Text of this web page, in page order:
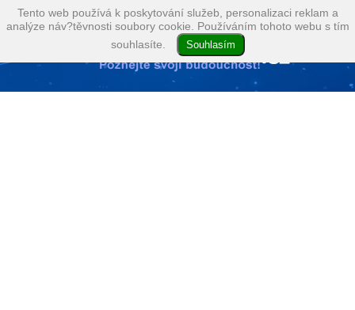
Tento web používá k poskytování služeb, personalizaci reklam a
analýze náv?těvnosti soubory cookie. Používáním tohoto webu s tím
souhlasíte.